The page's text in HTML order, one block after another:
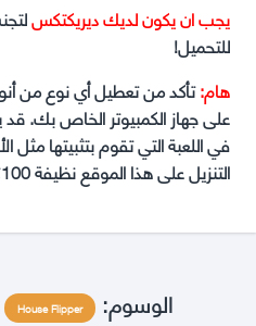
يجب ان يكون لديك ديريكتكس
للتحميل!
هام:تأكد من تعطيل أي نوع من
على جهاز الكمبيوتر الخاص بك.
في اللعبة التي تقوم بتثبيتها
التنزيل على هذا الموقع نظيفة 100٪ ولا تحتوي على أي فيروس!
الوسوم: House Flipper